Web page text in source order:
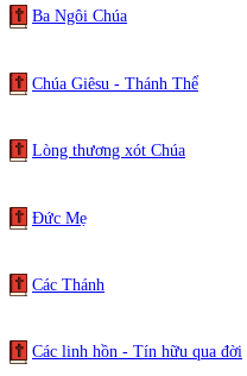
Ba Ngôi Chúa
Chúa Giêsu - Thánh Thể
Lòng thương xót Chúa
Đức Mẹ
Các Thánh
Các linh hồn - Tín hữu qua đời